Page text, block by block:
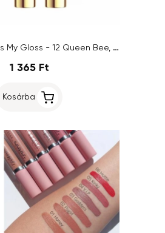
Claresa Gloss Is My Gloss - 12 Queen Bee, 5g
1 365 Ft
Kosárba